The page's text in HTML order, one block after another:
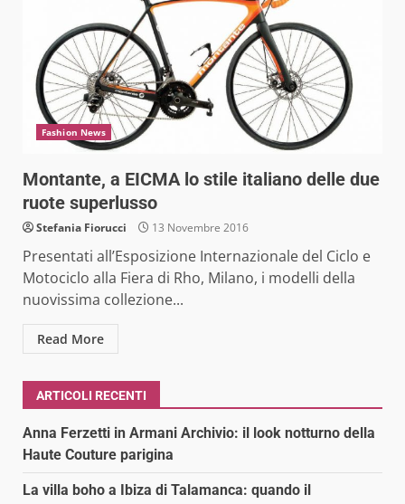
Fashion News
Montante, a EICMA lo stile italiano delle due
ruote superlusso
Stefania Fiorucci 13 Novembre 2016
Presentati all’Esposizione Internazionale del Ciclo e
Motociclo alla Fiera di Rho, Milano, i modelli della
nuovissima collezione...
Read More
ARTICOLI RECENTI
Anna Ferzetti in Armani Archivio: il look notturno della
Haute Couture parigina
La villa boho a Ibiza di Talamanca: quando il